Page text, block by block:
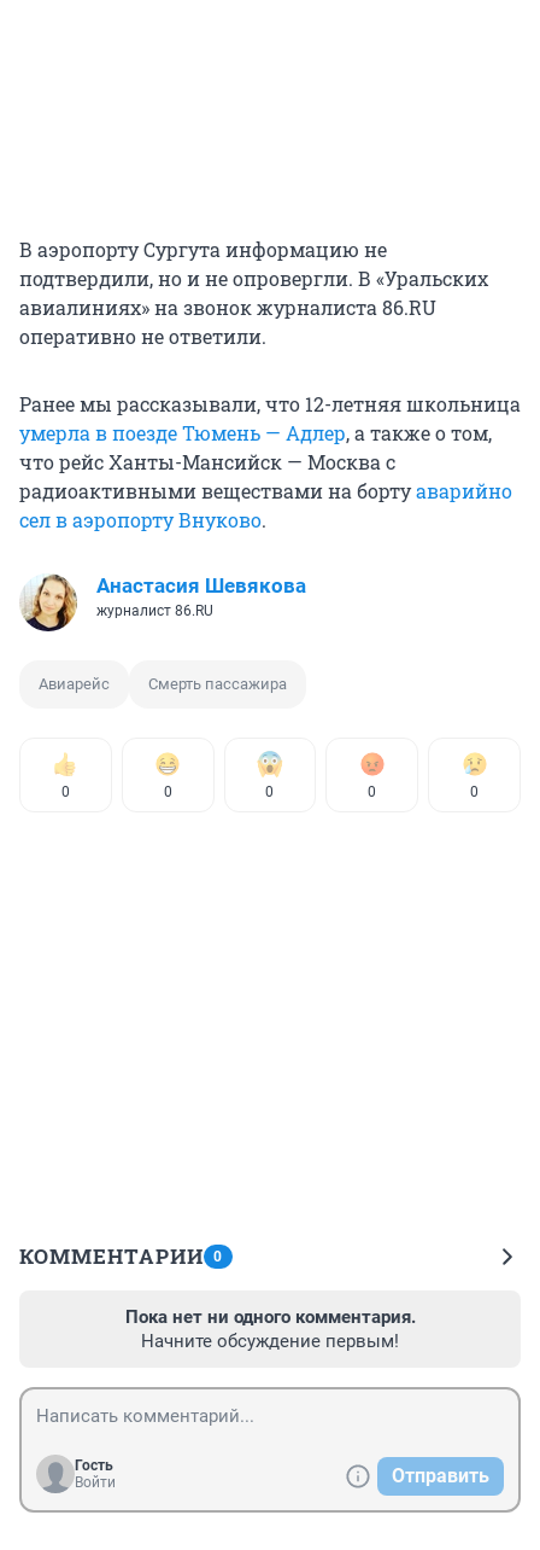
В аэропорту Сургута информацию не
подтвердили, но и не опровергли. В «Уральских
авиалиниях» на звонок журналиста 86.RU
оперативно не ответили.
Ранее мы рассказывали, что 12-летняя школьница
умерла в поезде Тюмень — Адлер, а также о том,
что рейс Ханты-Мансийск — Москва с
радиоактивными веществами на бортуаварийно
сел в аэропорту Внуково.
Анастасия Шевякова
журналист 86.RU
Авиарейс Смерть пассажира
0 0 0 0 0
КОММЕНТАРИИ 0
Пока нет ни одного комментария.
Начните обсуждение первым!
Гость
Войти
Отправить